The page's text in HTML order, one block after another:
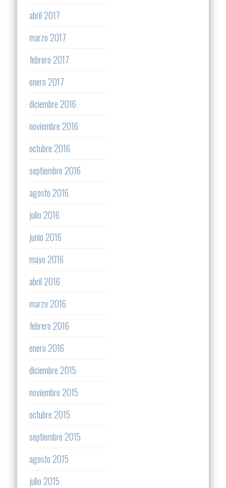
abril 2017
marzo 2017
febrero 2017
enero 2017
diciembre 2016
noviembre 2016
octubre 2016
septiembre 2016
agosto 2016
julio 2016
junio 2016
mayo 2016
abril 2016
marzo 2016
febrero 2016
enero 2016
diciembre 2015
noviembre 2015
octubre 2015
septiembre 2015
agosto 2015
julio 2015